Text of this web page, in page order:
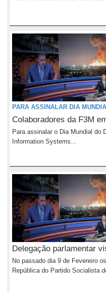
PARA ASSINALAR DIA
Colaboradores da F3M
Para assinalar o Dia Mundial do
Information Systems...
Delegação parlamentar
No passado dia 9 de Fevereiro
República do Partido Socialista